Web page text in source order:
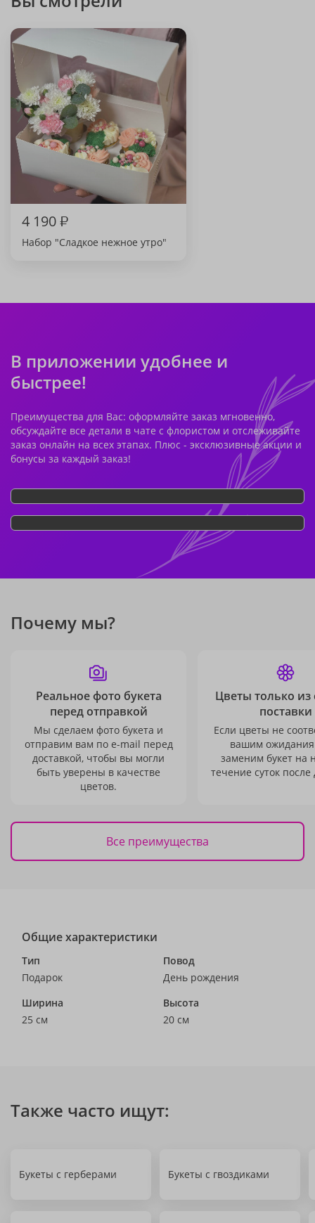
4 190₽
Набор "Сладкое нежное утро"
В приложении удобнее и
быстрее!
Преимущества для Вас: оформляйте заказ мгновенно,
обсуждайте все детали в чате с флористом и отслеживайте
заказ онлайн на всех этапах. Плюс - эксклюзивные акции и
бонусы за каждый заказ!
Почему мы?
Реальное фото букета
перед отправкой
Мы сделаем фото букета и
отправим вам по e-mail перед
доставкой, чтобы вы могли
быть уверены в качестве
цветов.
Цветы только из
поставки
Если цветы не
вашим
заменим букет на
течение суток после
Все преимущества
Общие характеристики
Тип
Подарок
Повод
День рождения
Ширина
25 см
Высота
20 см
Также часто ищут:
Букеты с герберами Букеты с гвоздиками